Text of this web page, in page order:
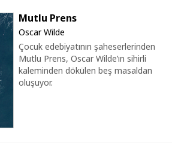
Mutlu Prens
Oscar Wilde
Çocuk edebiyatının şaheserlerinden
Mutlu Prens, Oscar Wilde’ın sihirli
kaleminden dökülen beş masaldan
oluşuyor.